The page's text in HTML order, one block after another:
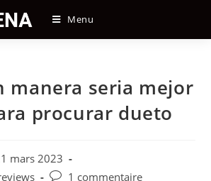
Menu
manera seri­a mejor
procurar dueto
mars 2023
Post1 commentaire